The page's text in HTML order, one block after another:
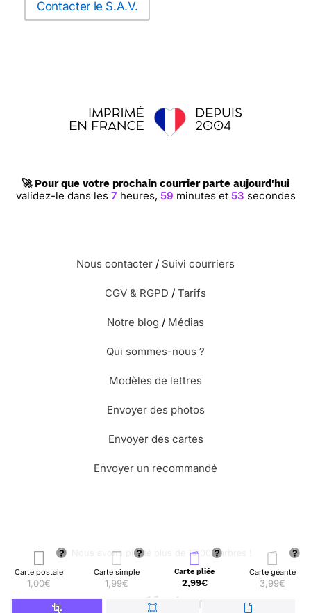
Carte postale
1,00€
Carte simple
1,99€
Carte pliée
2,99€
Carte géante
3,99€
Contacter le S.A.V.
🚀 Pour que votre prochain courrier parte aujourd'hui
validez-le dans les 7 heures, 59 minutes et 52 secondes
Nous contacter / Suivi courriers
CGV & RGPD / Tarifs
Notre blog / Médias
Qui sommes-nous ?
Modèles de lettres
Envoyer des photos
Envoyer des cartes
Envoyer un recommandé
🌳 Nous avons planté plus de 13.000 arbres !